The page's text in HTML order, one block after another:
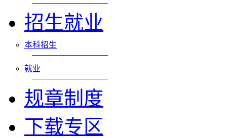
招生就业
本科招生
就业
规章制度
下载专区